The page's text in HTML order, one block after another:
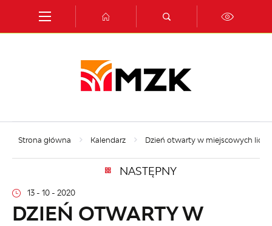
Przejdź do wyszukiwarki.
Przejdź do ustawień wielkości czcionki.
Włącz wersję kontrastową strony.
Strona główna Kalendarz Dzień otwarty w miejscowych
NASTĘPNY
13 - 10 - 2020
DZIEŃ OTWARTY W